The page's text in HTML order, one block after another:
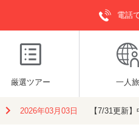
電話
厳選ツアー 一人旅
2026年03月03日 【7/31更新